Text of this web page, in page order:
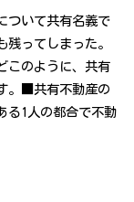
ついて共有名義で
残ってしまった。
このように、共有
。■共有不動産の
る1人の都合で不動